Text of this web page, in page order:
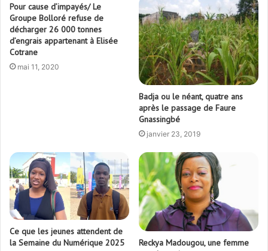
Pour cause d’impayés/ Le
Groupe Bolloré refuse de
décharger 26 000 tonnes
d’engrais appartenant à Elisée
Cotrane
mai 11, 2020
Badja ou le néant, quatre ans
après le passage de Faure
Gnassingbé
janvier 23, 2019
Ce que les jeunes attendent de
la Semaine du Numérique 2025
Reckya Madougou, une femme